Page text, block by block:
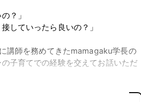
？」
していったら良いの？」
講師を務めてきたmamagaku学長の
子育てでの経験を交えてお話いただ